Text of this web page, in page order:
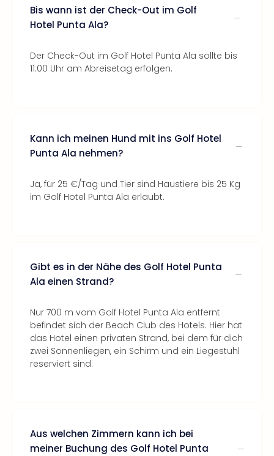
Bis wann ist der Check-Out im Golf
Hotel Punta Ala?
Der Check-Out im Golf Hotel Punta Ala sollte bis
11:00 Uhr am Abreisetag erfolgen.
Kann ich meinen Hund mit ins Golf Hotel
Punta Ala nehmen?
Ja, für 25 €/Tag und Tier sind Haustiere bis 25 Kg
im Golf Hotel Punta Ala erlaubt.
Gibt es in der Nähe des Golf Hotel Punta
Ala einen Strand?
Nur 700 m vom Golf Hotel Punta Ala entfernt
befindet sich der Beach Club des Hotels. Hier hat
das Hotel einen privaten Strand, bei dem für dich
zwei Sonnenliegen, ein Schirm und ein Liegestuhl
reserviert sind.
Aus welchen Zimmern kann ich bei
meiner Buchung des Golf Hotel Punta